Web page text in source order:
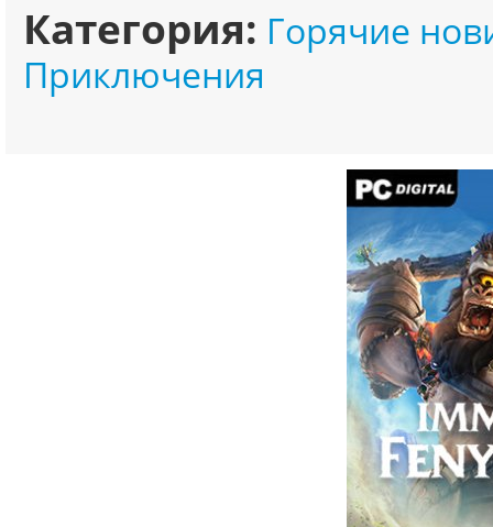
Категория: Горячие
Приключения